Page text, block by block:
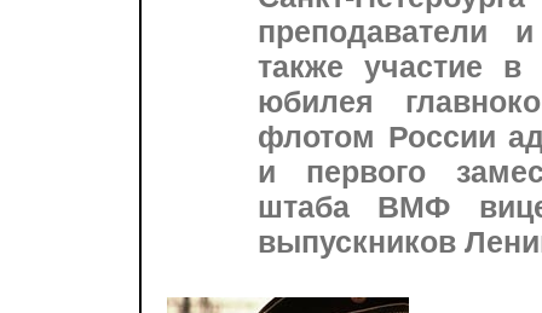
преподаватели
также участие в
юбилея
флотом России
и первого
штаба ВМФ
выпускников